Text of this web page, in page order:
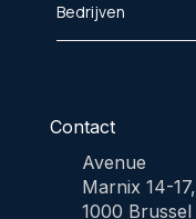
Bedrijven
Contact
Avenue
Marnix 14-17,
1000 Brussel